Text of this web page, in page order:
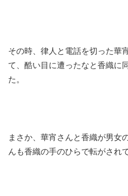
その時、律人と電話を切った華
て、酷い目に遭ったなと香織に
た。
まさか、華宵さんと香織が男女
んも香織の手のひらで転がされ